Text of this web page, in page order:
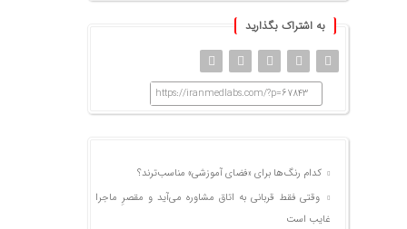
به اشتراک بگذارید
https://iranmedlabs.com/?p=67843
کدام رنگ‌ها برای «فضای آموزشی» مناسب‌ترند؟
وقتی فقط قربانی به اتاق مشاوره می‌آید و مقصرِ ماجرا
غایب است